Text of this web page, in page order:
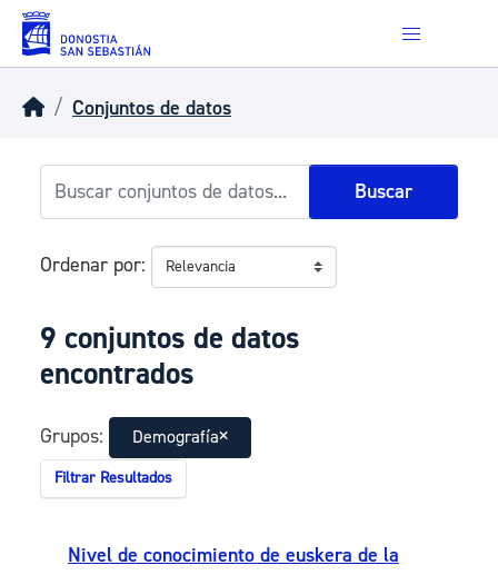
Skip to main content
Conjuntos de datos
Buscar
Ordenar por
9 conjuntos de datos
encontrados
Grupos: Demografía
Filtrar Resultados
Nivel de conocimiento de euskera de la